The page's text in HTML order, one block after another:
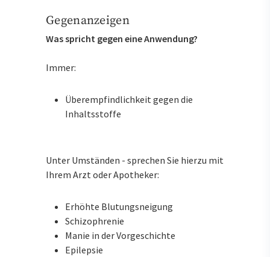
Gegenanzeigen
Was spricht gegen eine Anwendung?
Immer:
Überempfindlichkeit gegen die
Inhaltsstoffe
Unter Umständen - sprechen Sie hierzu mit
Ihrem Arzt oder Apotheker:
Erhöhte Blutungsneigung
Schizophrenie
Manie in der Vorgeschichte
Epilepsie